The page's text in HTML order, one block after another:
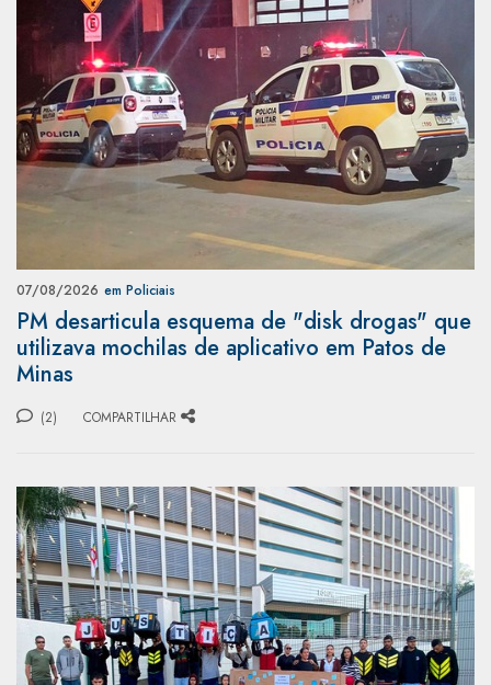
07/08/2026 em Policiais
PM desarticula esquema de "disk drogas" que
utilizava mochilas de aplicativo em Patos de
Minas
(2) COMPARTILHAR